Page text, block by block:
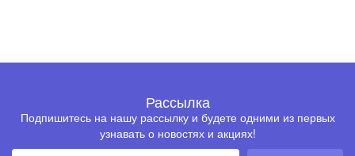
Рассылка
Подпишитесь на нашу рассылку и будете одними из первых
узнавать о новостях и акциях!